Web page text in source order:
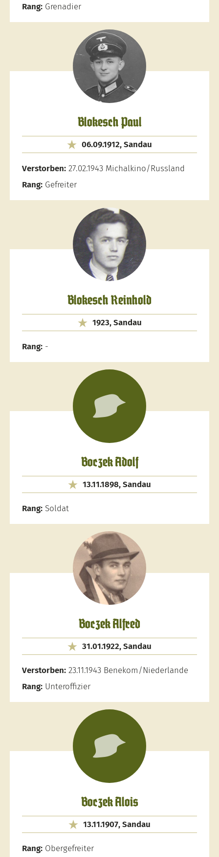
Rang: Grenadier
Blokesch Paul
06.09.1912, Sandau
Verstorben: 27.02.1943 Michalkino/Russland
Rang: Gefreiter
Blokesch Reinhold
1923, Sandau
Rang: -
Boczek Adolf
13.11.1898, Sandau
Rang: Soldat
Boczek Alfred
31.01.1922, Sandau
Verstorben: 23.11.1943 Benekom/Niederlande
Rang: Unteroffizier
Boczek Alois
13.11.1907, Sandau
Rang: Obergefreiter